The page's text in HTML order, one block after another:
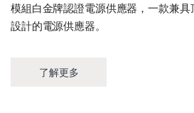
模組白金牌認證電源供應器，一款兼
設計的電源供應器。
了解更多